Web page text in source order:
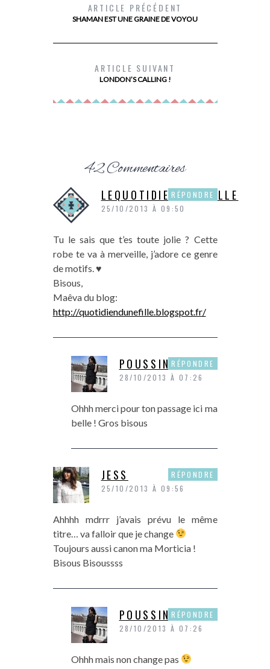
MES BOTTINES SCHOLL
ARTICLE PRÉCÉDENT
SHAMAN EST UNE GRAINE DE VOYOU
ARTICLE SUIVANT
LONDON’S CALLING !
42 Commentaires
LEQUOTIDIENDUNEFILLE
25/10/2013 À 09:50
Tu le sais que t’es toute jolie ? Cette
robe te va à merveille, j’adore ce genre
de motifs. ♥
Bisous,
Maêva du blog:
http://quotidiendunefille.blogspot.fr/
RÉPONDRE
POUSSINE
28/10/2013 À 07:26
Ohhh merci pour ton passage ici ma
belle ! Gros bisous
RÉPONDRE
JESS
25/10/2013 À 09:56
Ahhhh mdrrr j’avais prévu le même
titre… va falloir que je change
Toujours aussi canon ma Morticia !
Bisous Bisoussss
RÉPONDRE
POUSSINE
28/10/2013 À 07:26
Ohhh mais non change pas
RÉPONDRE